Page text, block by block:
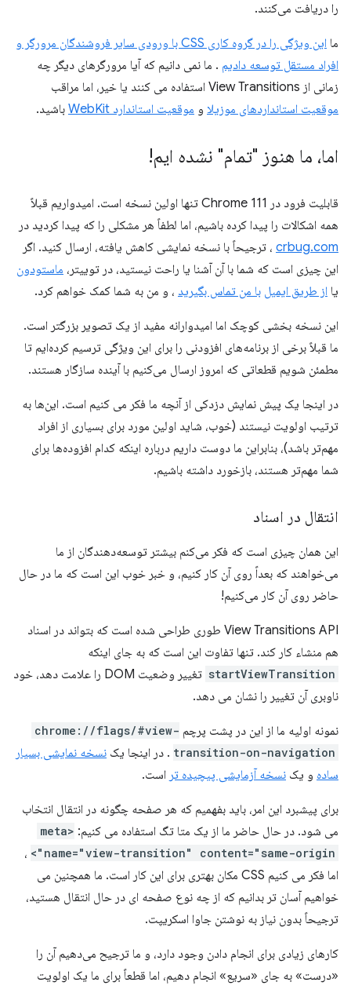
را دریافت می‌کنند.
ما
این ویژگی را در گروه کاری CSS با ورودی سایر فروشندگان مرورگر و
افراد مستقل توسعه دادیم . ما نمی دانیم که آیا مرورگرهای دیگر چه
زمانی از View Transitions استفاده می کنند یا خیر، اما مراقب
موقعیت استانداردهای موزیلا و موقعیت استاندارد WebKit باشید.
اما، ما هنوز "تمام" نشده ایم!
قابلیت فرود در Chrome 111 تنها اولین نسخه است. امیدواریم قبلاً
همه اشکالات را پیدا کرده باشیم، اما لطفاً هر مشکلی را که پیدا کردید در
crbug.com ، ترجیحاً با نسخه نمایشی کاهش یافته، ارسال کنید. اگر
این چیزی است که شما با آن آشنا یا راحت نیستید، در توییتر، ماستودون
یا از طریق ایمیل با من تماس بگیرید ، و من به شما کمک خواهم کرد.
این نسخه بخشی کوچک اما امیدوارانه مفید از یک تصویر بزرگتر است.
ما قبلاً برخی از برنامه‌های افزودنی را برای این ویژگی ترسیم کرده‌ایم تا
مطمئن شویم قطعاتی که امروز ارسال می‌کنیم با آینده سازگار هستند.
در اینجا یک پیش نمایش دزدکی از آنچه ما فکر می کنیم است. این‌ها به
ترتیب اولویت نیستند (خوب، شاید اولین مورد برای بسیاری از افراد
مهم‌تر باشد)، بنابراین ما دوست داریم درباره اینکه کدام افزوده‌ها برای
شما مهم‌تر هستند، بازخورد داشته باشیم.
انتقال در اسناد
این همان چیزی است که فکر می‌کنم بیشتر توسعه‌دهندگان از ما
می‌خواهند که بعداً روی آن کار کنیم، و خبر خوب این است که ما در حال
حاضر روی آن کار می‌کنیم!
View Transitions API طوری طراحی شده است که بتواند در اسناد
هم منشاء کار کند. تنها تفاوت این است که به جای اینکه
startViewTransition
تغییر وضعیت DOM را علامت دهد، خود
ناوبری آن تغییر را نشان می دهد.
نمونه اولیه ما از این در پشت پرچم chrome://flags/#view-
transition-on-navigation . در اینجا یک نسخه نمایشی بسیار
ساده و یک نسخه آزمایشی پیچیده تر است.
برای پیشبرد این امر، باید بفهمیم که هر صفحه چگونه در انتقال انتخاب
می شود. در حال حاضر ما از یک متا تگ استفاده می کنیم:
<meta
name="view-transition" content="same-origin">
،
اما فکر می کنیم CSS مکان بهتری برای این کار است. ما همچنین می
خواهیم آسان تر بدانیم که از چه نوع صفحه ای در حال انتقال هستید،
ترجیحاً بدون نیاز به نوشتن جاوا اسکریپت.
کارهای زیادی برای انجام دادن وجود دارد، و ما ترجیح می‌دهیم آن را
«درست» به جای «سریع» انجام دهیم، اما قطعاً برای ما یک اولویت